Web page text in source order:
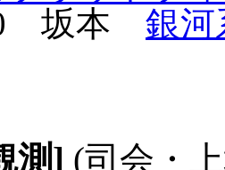
坂本 銀河
測] (司会・